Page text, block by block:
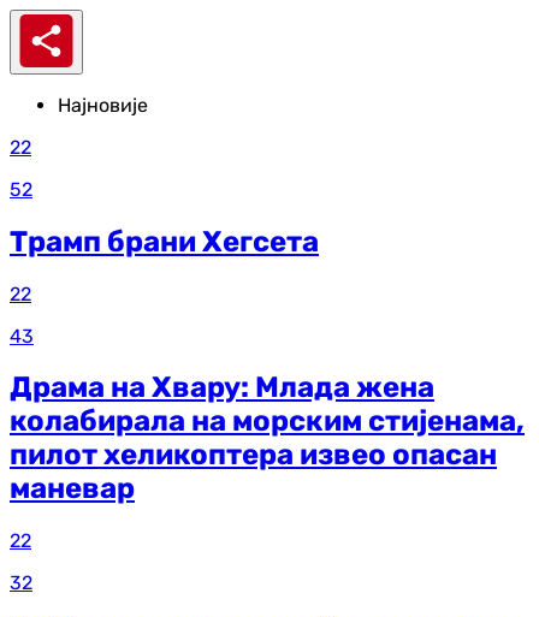
Најновије
22
52
Трамп брани Хегсета
22
43
Драма на Хвару: Млада жена
колабирала на морским стијенама,
пилот хеликоптера извео опасан
маневар
22
32